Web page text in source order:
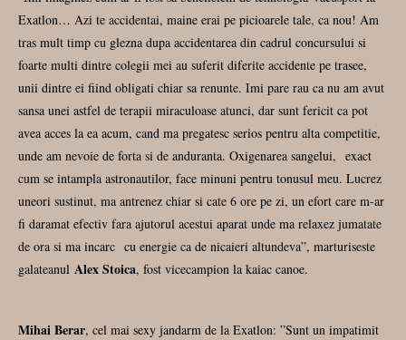
Exatlon… Azi te accidentai, maine erai pe picioarele tale, ca nou! Am
tras mult timp cu glezna dupa accidentarea din cadrul concursului si
foarte multi dintre colegii mei au suferit diferite accidente pe trasee,
unii dintre ei fiind obligati chiar sa renunte. Imi pare rau ca nu am avut
sansa unei astfel de terapii miraculoase atunci, dar sunt fericit ca pot
avea acces la ea acum, cand ma pregatesc serios pentru alta competitie,
unde am nevoie de forta si de anduranta. Oxigenarea sangelui, exact
cum se intampla astronautilor, face minuni pentru tonusul meu. Lucrez
uneori sustinut, ma antrenez chiar si cate 6 ore pe zi, un efort care m-ar
fi daramat efectiv fara ajutorul acestui aparat unde ma relaxez jumatate
de ora si ma incarc cu energie ca de nicaieri altundeva”, marturiseste
galateanul Alex Stoica, fost vicecampion la kaiac canoe.
Mihai Berar, cel mai sexy jandarm de la Exatlon: ”Sunt un impatimit